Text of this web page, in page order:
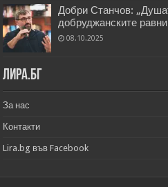
Добри Станчов:
добруджанските
08.10.2025
Лира.бг
За нас
Контакти
Lira.bg във Facebook